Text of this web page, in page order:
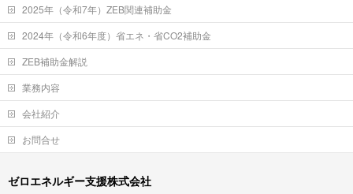
2025年（令和7年）ZEB関連補助金
2024年（令和6年度）省エネ・省CO2補助金
ZEB補助金解説
業務内容
会社紹介
お問合せ
ゼロエネルギー支援株式会社